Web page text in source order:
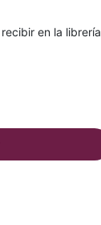
en la librería